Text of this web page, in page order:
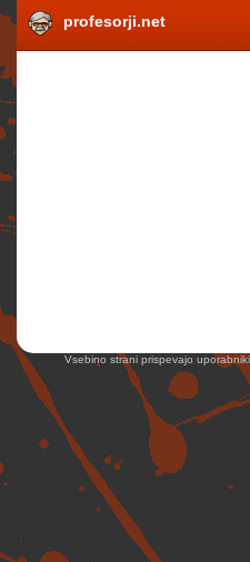
profesorji.net
Vsebino strani prispevajo